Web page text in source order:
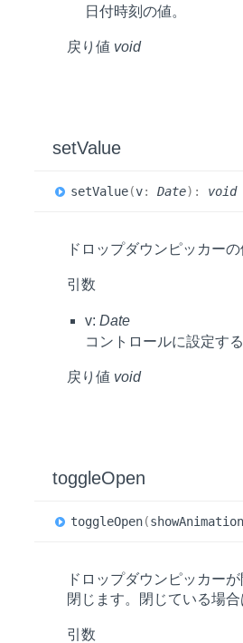
日付時刻の値。
戻り値 void
setValue
setValue(v: Date) : void
ドロップダウンピッカー
引数
v: Date
コントロールに設定す
戻り値 void
toggleOpen
toggleOpen(showAnimation
ドロップダウンピッカー
閉じます。閉じている場合
引数